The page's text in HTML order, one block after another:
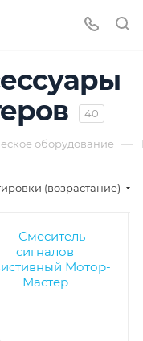
40
оборудование —
(возрастание)